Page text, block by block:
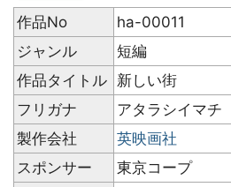
作品No
ha-00011
ジャンル
短編
作品タイトル 新しい街
フリガナ
アタラシイマチ
製作会社
英映画社
スポンサー
東京コープ